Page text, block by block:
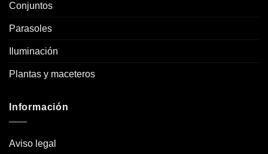
Conjuntos
Parasoles
Iluminación
Plantas y maceteros
Información
Aviso legal